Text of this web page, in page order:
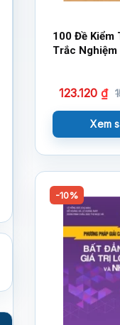
100 Đề Kiểm
Trắc Nghiệm
123.120₫
Xem
-10%